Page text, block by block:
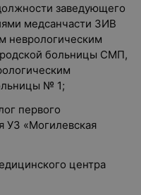
заведующего
медсанчасти ЗИВ
неврологическим
больницы СМП,
№ 1;
первого
УЗ «Могилевская
центра